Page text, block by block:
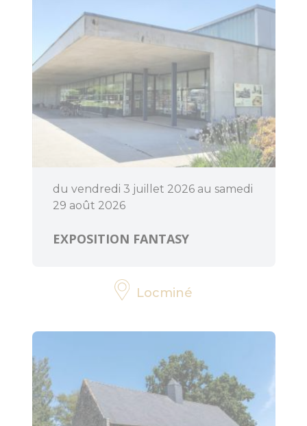
du vendredi 3 juillet 2026 au samedi
29 août 2026
EXPOSITION FANTASY
Locminé